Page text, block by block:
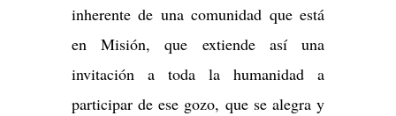
inherente de una comunidad que está
en Misión, que extiende así una
invitación a toda la humanidad a
participar de ese gozo, que se alegra y